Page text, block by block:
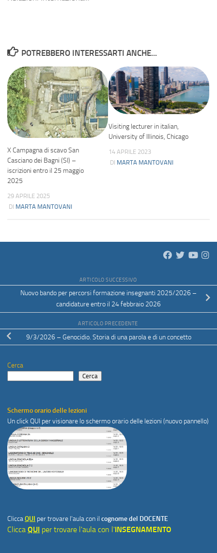
POTREBBERO INTERESSARTI ANCHE...
X Campagna di scavo San
Casciano dei Bagni (SI) –
iscrizioni entro il 25 maggio
2025
29 APRILE 2025
DI MARTA MANTOVANI
Visiting lecturer in italian,
University of Illinois, Chicago
14 APRILE 2023
DI MARTA MANTOVANI
ARTICOLO SUCCESSIVO
Nuovo bando per percorsi formazione insegnanti 2025/2026 –
candidature entro il 24 febbraio 2026
ARTICOLO PRECEDENTE
9/3/2026 – Genocidio. Storia di una parola e di un concetto
Cerca
Cerca
Schermo orario delle lezioni
Un click QUI per visionare lo schermo orario delle lezioni (nuovo pannello)
CliccaQUI per trovare l'aula con il cognome del DOCENTE
Clicca QUI per trovare l'aula con l'INSEGNAMENTO